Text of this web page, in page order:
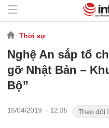
Thời sự
Nghệ An sắp tổ
gỡ Nhật Bản –
Bộ”
16/04/2019 - 12:35